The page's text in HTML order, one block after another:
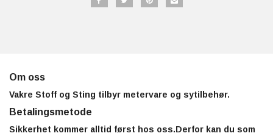
Om oss
Vakre Stoff og Sting tilbyr metervare og sytilbehør.
Betalingsmetode
Sikkerhet kommer alltid først hos oss.Derfor kan du som